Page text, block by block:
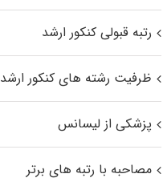
رتبه قبولی کنکور ارشد
ظرفیت رشته های کنکور ارشد
پزشکی از لیسانس
مصاحبه با رتبه های برتر